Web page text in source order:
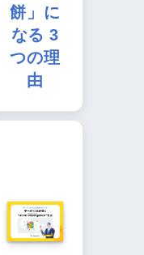
餅」に
なる 3
つの理
由